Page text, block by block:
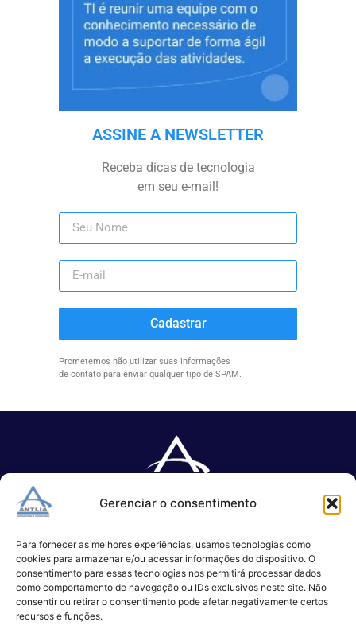
Gerenciar o consentimento
Para fornecer as melhores experiências, usamos tecnologias como
cookies para armazenar e/ou acessar informações do dispositivo. O
consentimento para essas tecnologias nos permitirá processar dados
como comportamento de navegação ou IDs exclusivos neste site. Não
consentir ou retirar o consentimento pode afetar negativamente certos
recursos e funções.
ASSINE A NEWSLETTER
Receba dicas de tecnologia
em seu e-mail!
Cadastrar
Prometemos não utilizar suas informações
de contato para enviar qualquer tipo de SPAM.
TI.
(11) 3017-0999